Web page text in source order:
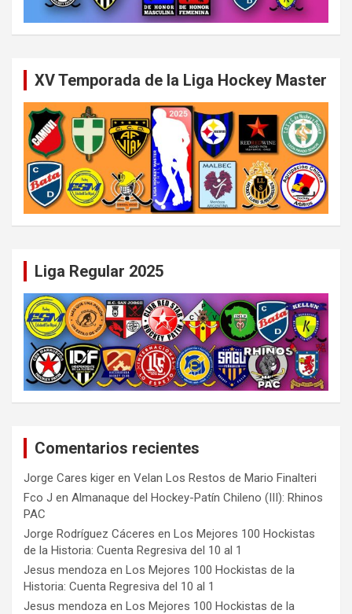
XV Temporada de la Liga Hockey Master
Liga Regular 2025
Comentarios recientes
Jorge Cares kiger en Velan Los Restos de Mario Finalteri
Fco J en Almanaque del Hockey-Patín Chileno (III): Rhinos
PAC
Jorge Rodríguez Cáceres en Los Mejores 100 Hockistas
de la Historia: Cuenta Regresiva del 10 al 1
Jesus mendoza en Los Mejores 100 Hockistas de la
Historia: Cuenta Regresiva del 10 al 1
Jesus mendoza en Los Mejores 100 Hockistas de la